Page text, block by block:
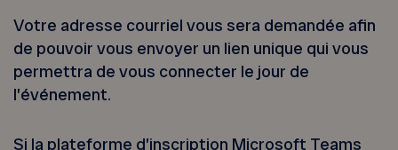
Votre adresse courriel vous sera demandée afin
de pouvoir vous envoyer un lien unique qui vous
permettra de vous connecter le jour de
l’événement.
Si la plateforme d’inscription Microsoft Teams